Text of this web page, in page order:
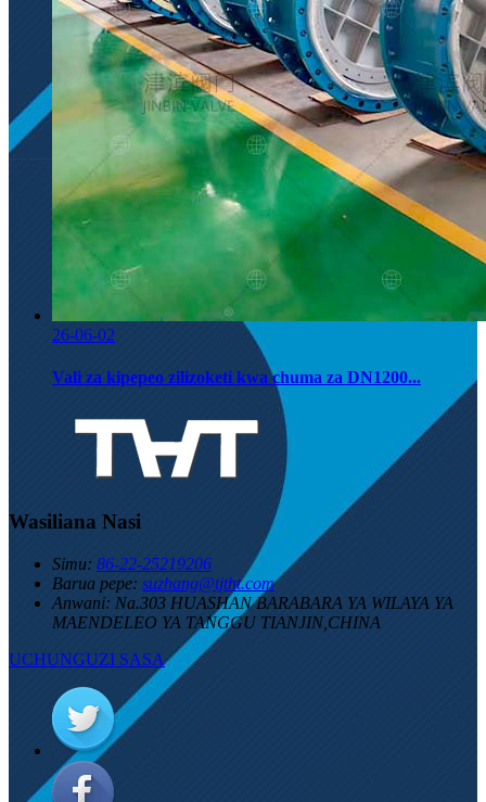
26-06-02
Vali za kipepeo zilizoketi kwa chuma za DN1200...
Wasiliana Nasi
Simu: 86-22-25219206
Barua pepe: suzhang@tjtht.com
Anwani: Na.303 HUASHAN BARABARA YA WILAYA YA
MAENDELEO YA TANGGU TIANJIN,CHINA
UCHUNGUZI SASA